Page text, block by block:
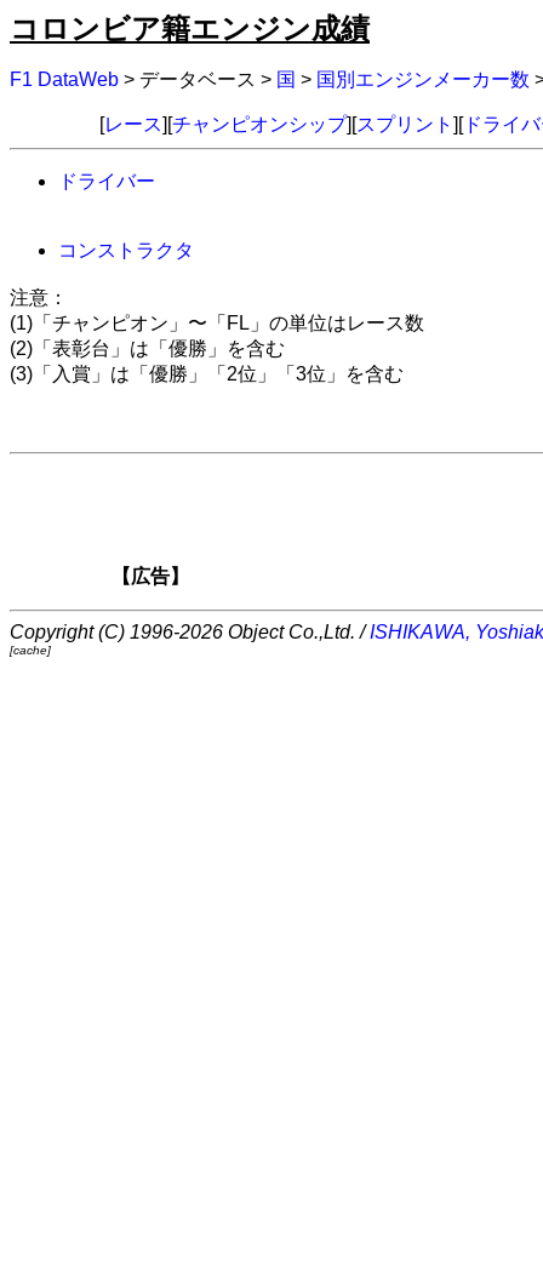
コロンビア籍エンジン成績
F1 DataWeb > データベース > 国 > 国別エンジンメーカー数
[レース][チャンピオンシップ][スプリント ][ドライ
ドライバー
コンストラクタ
注意：
(1)「チャンピオン」〜「FL」の単位はレース数
(2)「表彰台」は「優勝」を含む
(3)「入賞」は「優勝」「2位」「3位」を含む
【広告】
Copyright (C) 1996-2026 Object Co.,Ltd. /ISHIKAWA,
[cache]